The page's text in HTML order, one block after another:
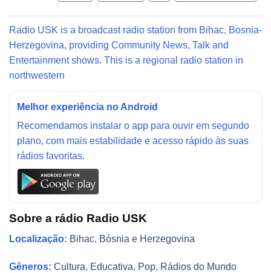
Radio USK is a broadcast radio station from Bihac, Bosnia-
Herzegovina, providing Community News, Talk and
Entertainment shows. This is a regional radio station in
northwestern
Melhor experiência no Android
Recomendamos instalar o app para ouvir em segundo
plano, com mais estabilidade e acesso rápido às suas
rádios favoritas.
Sobre a rádio Radio USK
Localização: Bihac, Bósnia e Herzegovina
Gêneros: Cultura, Educativa, Pop, Rádios do Mundo